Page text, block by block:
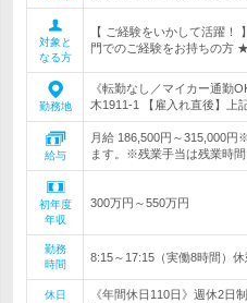
対象と
なる方
【 ご経験をいかして活躍
門でのご経験をお持ちの方
勤務地
《転勤なし／マイカー通勤
木1911-1 【雇入れ直後】上
給与
月給 186,500円～315,000
ます。※残業手当は残業時
初年度
年収
300万円～550万円
勤務
時間
8:15～17:15（実働8時間）
休日
《年間休日110日》週休2日